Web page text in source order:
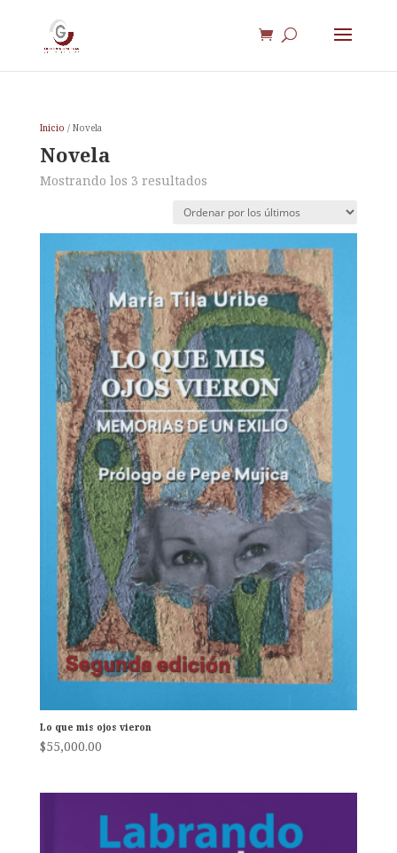
Inicio / Novela
Novela
Mostrando los 3 resultadosOrdenado
los
últimos
Lo que mis ojos vieron
$55,000.00